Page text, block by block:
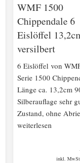
WMF 1500
Chippendale 6
Eislöffel
versilbert
6 Eislöffel von
Serie 1500
Länge ca. 13,2cm
Silberauflage sehr
Zustand, ohne
weiterlesen
inkl.